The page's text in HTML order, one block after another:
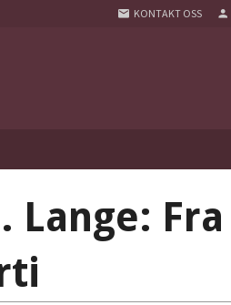
KONTAKT OSS
Lange: Fra